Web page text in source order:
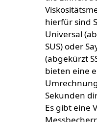
hierfür sind
Universal
SUS) oder
(abgekürzt
bieten eine
Sekunden
Es gibt eine